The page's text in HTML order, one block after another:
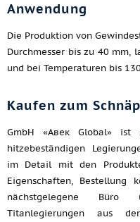
Anwendung
Die Produktion von
Durchmesser bis zu 40 mm,
und bei Temperaturen bis
Kaufen zum
GmbH «Авек Global»
hitzebeständigen
im Detail mit den
Eigenschaften,
nächstgelegene Büro
Titanlegierungen aus